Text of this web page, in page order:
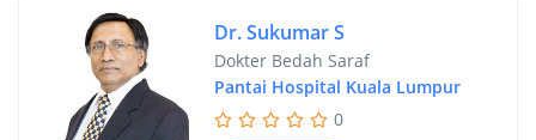
Dr. Sukumar S
Dokter Bedah Saraf
Pantai Hospital Kuala Lumpur
0